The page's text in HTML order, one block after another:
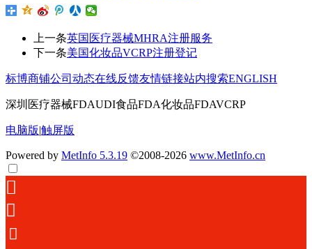
上一条英国医疗器械MHRA注册服务
下一条美国化妆品VCRP注册登记
标博商铺公司动态在线反馈友情链接站内搜索ENGLISH
深圳医疗器械FDAUDI食品FDA化妆品FDAVCRP
电脑版|触屏版
Powered by MetInfo 5.3.19 ©2008-2026 www.MetInfo.cn